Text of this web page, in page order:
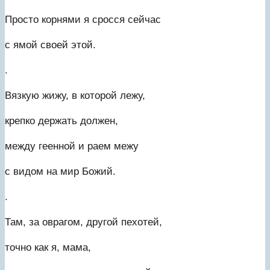
Просто корнями я сросся сейчас
с ямой своей этой.
.
Вязкую жижу, в которой лежу,
крепко держать должен,
между геенной и раем межу
с видом на мир Божий.
.
Там, за оврагом, другой пехотей,
точно как я, мама,